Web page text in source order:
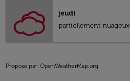
jeudi
partiellement nuageux
Proposé par: OpenWeatherMap.org